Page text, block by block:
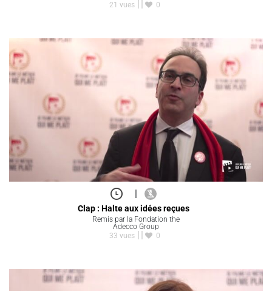
21 vues
0
|
Clap : Halte aux idées reçues
Remis par la Fondation the
Adecco Group
33 vues
0